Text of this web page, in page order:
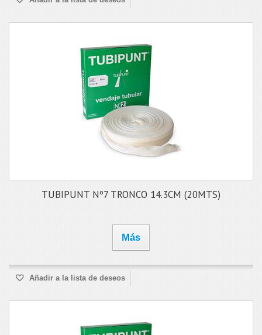
TUBIPUNT Nº7 TRONCO 14.3CM (20MTS)
Más
Añadir a la lista de deseos